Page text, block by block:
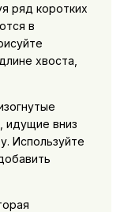
ряд коротких
в
хвоста,
идущие вниз
Используйте